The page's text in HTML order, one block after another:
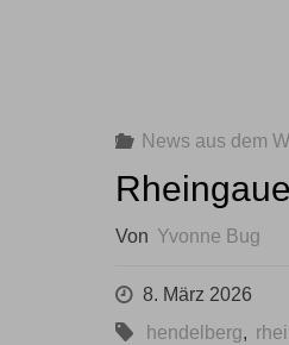
News aus dem
Von Yvonne Bug
8. März 2026
hendelberg,